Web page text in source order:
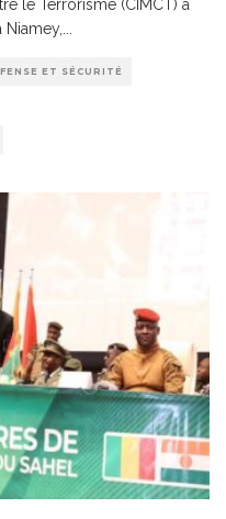
le Terrorisme (CIMCT) a
Niamey,
ET SÉCURITÉ